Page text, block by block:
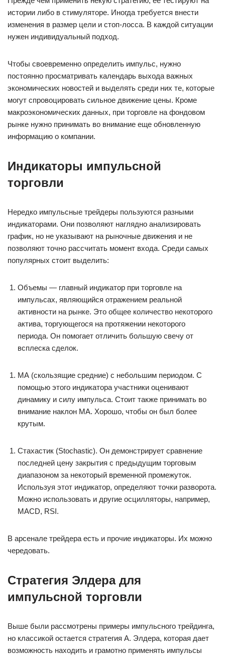
истории либо в стимуляторе. Иногда требуется внести
изменения в размер цели и стоп-лосса. В каждой ситуации
нужен индивидуальный подход.
Чтобы своевременно определить импульс, нужно
постоянно просматривать календарь выхода важных
экономических новостей и выделять среди них те, которые
могут спровоцировать сильное движение цены. Кроме
макроэкономических данных, при торговле на фондовом
рынке нужно принимать во внимание еще обновленную
информацию о компании.
Индикаторы импульсной
торговли
Нередко импульсные трейдеры пользуются разными
индикаторами. Они позволяют наглядно анализировать
график, но не указывают на рыночные движения и не
позволяют точно рассчитать момент входа. Среди самых
популярных стоит выделить:
Объемы — главный индикатор при торговле на
импульсах, являющийся отражением реальной
активности на рынке. Это общее количество некоторого
актива, торгующегося на протяжении некоторого
периода. Он помогает отличить большую свечу от
всплеска сделок.
МА (скользящие средние) с небольшим периодом. С
помощью этого индикатора участники оценивают
динамику и силу импульса. Стоит также принимать во
внимание наклон МА. Хорошо, чтобы он был более
крутым.
Стахастик (Stochastic). Он демонстрирует сравнение
последней цену закрытия с предыдущим торговым
диапазоном за некоторый временной промежуток.
Используя этот индикатор, определяют точки разворота.
Можно использовать и другие осцилляторы, например,
MACD, RSI.
В арсенале трейдера есть и прочие индикаторы. Их можно
чередовать.
Стратегия Элдера для
импульсной торговли
Выше были рассмотрены примеры импульсного трейдинга,
но классикой остается стратегия А. Элдера, которая дает
возможность находить и грамотно применять импульсы